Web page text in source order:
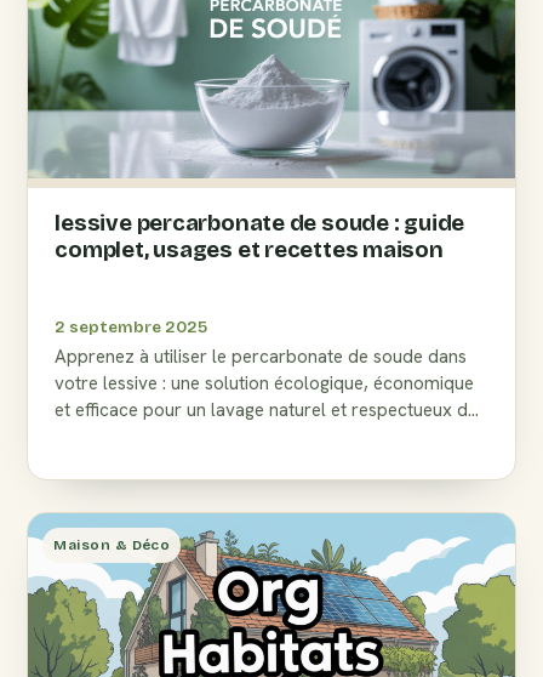
lessive percarbonate de soude : guide
complet, usages et recettes maison
2 septembre 2025
Apprenez à utiliser le percarbonate de soude dans
votre lessive : une solution écologique, économique
et efficace pour un lavage naturel et respectueux de
Maison & Déco